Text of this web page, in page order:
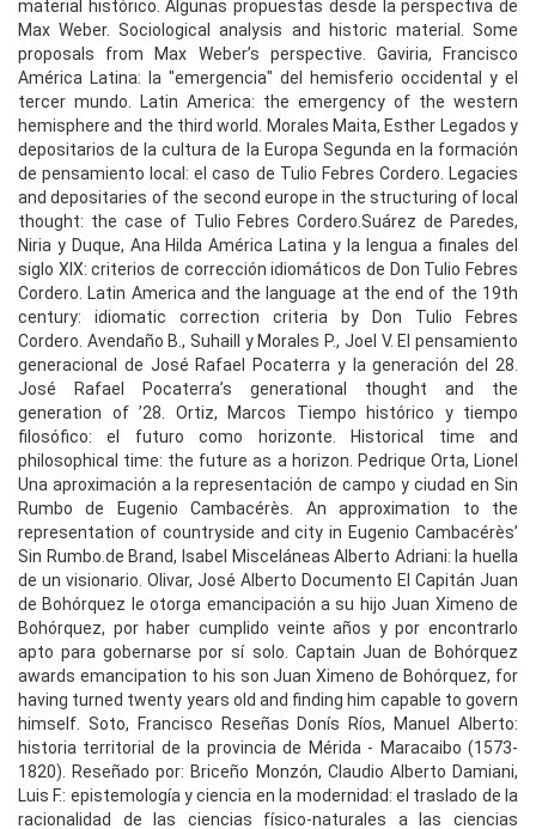
material histórico. Algunas propuestas desde la perspectiva de
Max Weber. Sociological analysis and historic material. Some
proposals from Max Weber’s perspective. Gaviria, Francisco
América Latina: la "emergencia" del hemisferio occidental y el
tercer mundo. Latin America: the emergency of the western
hemisphere and the third world. Morales Maita, Esther Legados y
depositarios de la cultura de la Europa Segunda en la formación
de pensamiento local: el caso de Tulio Febres Cordero. Legacies
and depositaries of the second europe in the structuring of local
thought: the case of Tulio Febres Cordero.Suárez de Paredes,
Niria y Duque, Ana Hilda América Latina y la lengua a finales del
siglo XIX: criterios de corrección idiomáticos de Don Tulio Febres
Cordero. Latin America and the language at the end of the 19th
century: idiomatic correction criteria by Don Tulio Febres
Cordero. Avendaño B., Suhaill y Morales P., Joel V. El pensamiento
generacional de José Rafael Pocaterra y la generación del 28.
José Rafael Pocaterra’s generational thought and the
generation of ’28. Ortiz, Marcos Tiempo histórico y tiempo
filosófico: el futuro como horizonte. Historical time and
philosophical time: the future as a horizon. Pedrique Orta, Lionel
Una aproximación a la representación de campo y ciudad en Sin
Rumbo de Eugenio Cambacérès. An approximation to the
representation of countryside and city in Eugenio Cambacérès’
Sin Rumbo.de Brand, Isabel Misceláneas Alberto Adriani: la huella
de un visionario. Olivar, José Alberto Documento El Capitán Juan
de Bohórquez le otorga emancipación a su hijo Juan Ximeno de
Bohórquez, por haber cumplido veinte años y por encontrarlo
apto para gobernarse por sí solo. Captain Juan de Bohórquez
awards emancipation to his son Juan Ximeno de Bohórquez, for
having turned twenty years old and finding him capable to govern
himself. Soto, Francisco Reseñas Donís Ríos, Manuel Alberto:
historia territorial de la provincia de Mérida - Maracaibo (1573-
1820). Reseñado por: Briceño Monzón, Claudio Alberto Damiani,
Luis F.: epistemología y ciencia en la modernidad: el traslado de la
racionalidad de las ciencias físico-naturales a las ciencias